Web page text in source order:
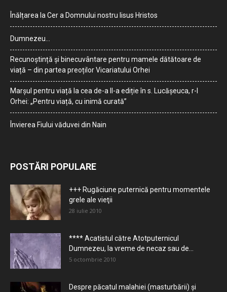
Înălțarea la Cer a Domnului nostru Iisus Hristos
Dumnezeu…
Recunoștință și binecuvântare pentru mamele dătătoare de
viață – din partea preoților Vicariatului Orhei
Marșul pentru viață la cea de-a II-a ediție în s. Lucășeuca, r-l
Orhei: „Pentru viață, cu inimă curată”
Învierea Fiului văduvei din Nain
POSTĂRI POPULARE
+++ Rugăciune puternică pentru momentele
grele ale vieţii
28 iulie 2010
**** Acatistul către Atotputernicul
Dumnezeu, la vreme de necaz sau de...
5 octombrie 2010
Despre păcatul malahiei (masturbării) şi